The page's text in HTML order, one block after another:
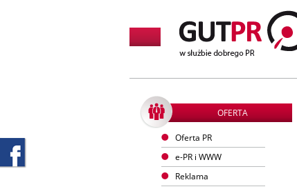
OFERTA
Oferta PR
e-PR i WWW
Reklama